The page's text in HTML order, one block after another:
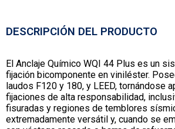
DESCRIPCIÓN DEL PRODUCTO
El Anclaje Químico WQI 44 Plus es un
fijación bicomponente en viniléster.
laudos F120 y 180, y LEED, tornándose
fijaciones de alta responsabilidad,
fisuradas y regiones de temblores
extremadamente versátil y, cuando se